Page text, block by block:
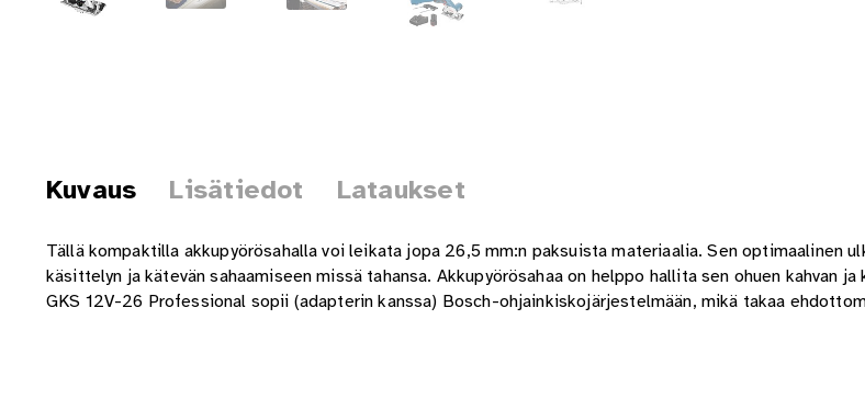
Kuvaus Lisätiedot Lataukset
Tällä kompaktilla akkupyörösahalla voi leikata jopa 26,5 mm:n paksuista materiaalia. Sen optimaalinen
käsittelyn ja kätevän sahaamiseen missä tahansa. Akkupyörösahaa on helppo hallita sen ohuen kahvan
GKS 12V-26 Professional sopii (adapterin kanssa) Bosch-ohjainkiskojärjestelmään, mikä takaa